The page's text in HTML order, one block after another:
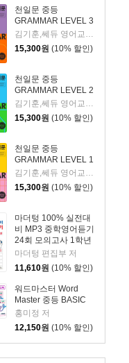
천일문 중등
GRAMMAR LEVEL 3
김기훈,쎄듀 영어교육연구센터 저
15,300원 (10% 할인)
천일문 중등
GRAMMAR LEVEL 2
김기훈,쎄듀 영어교육연구센터 저
15,300원 (10% 할인)
천일문 중등
GRAMMAR LEVEL 1
김기훈,쎄듀 영어교육연구센터 저
15,300원 (10% 할인)
마더텅 100% 실전대
비 MP3 중학영어듣기
24회 모의고사 1학년
(2026년)
마더텅 편집부 저
11,610원 (10% 할인)
워드마스터 Word
Master 중등 BASIC
홍미정 저
12,150원 (10% 할인)